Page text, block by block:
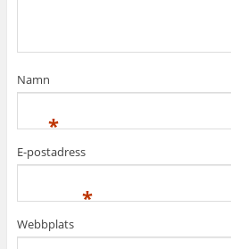
Namn
*
E-postadress
*
Webbplats